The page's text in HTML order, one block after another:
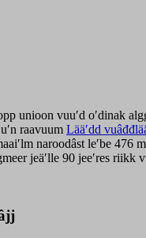
unioon vuuʹd oʹdinak
raavuum Lääʹdd
naroodâst leʹbe 476
jeäʹlle 90 jeeʹres riikk